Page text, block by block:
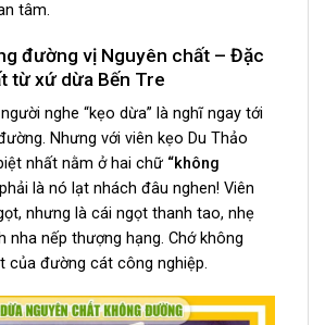
tâm.
đường vị Nguyên chất – Đặc
từ xứ dừa Bến Tre
nghe “kẹo dừa” là nghĩ ngay tới
Nhưng với viên kẹo Du Thảo
nhất nằm ở hai chữ “không
là nó lạt nhách đâu nghen! Viên
nhưng là cái ngọt thanh tao, nhẹ
nha nếp thượng hạng. Chớ không
của đường cát công nghiệp.